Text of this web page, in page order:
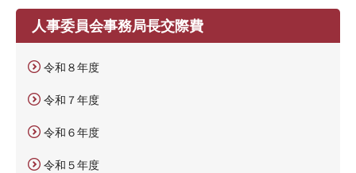
人事委員会事務局長交際費
令和８年度
令和７年度
令和６年度
令和５年度